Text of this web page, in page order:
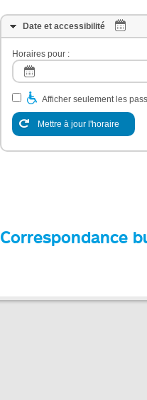
Date et accessibilité
Horaires pour :
Afficher seulement les
Mettre à jour l'horaire
Correspondance